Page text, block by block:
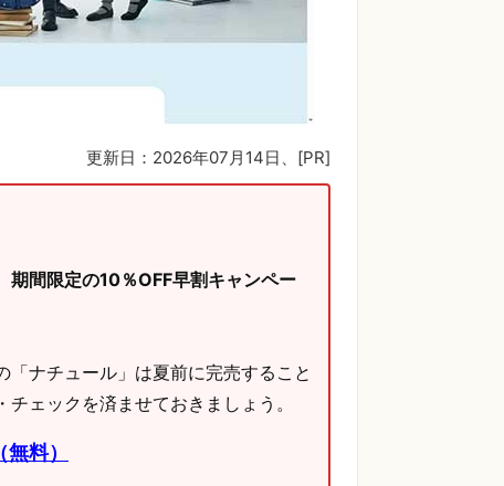
更新日：2026年07月14日 、[PR]
期間限定の10％OFF早割キャンペー
ナチュール」は夏前に完売すること
ェックを済ませておきましょう。
料）